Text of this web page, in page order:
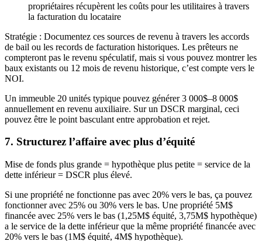
propriétaires récupèrent les coûts pour les utilitaires à travers
la facturation du locataire
Stratégie : Documentez ces sources de revenu à travers les accords
de bail ou les records de facturation historiques. Les prêteurs ne
compteront pas le revenu spéculatif, mais si vous pouvez montrer les
baux existants ou 12 mois de revenu historique, c’est compte vers le
NOI.
Un immeuble 20 unités typique pouvez générer 3 000$–8 000$
annuellement en revenu auxiliaire. Sur un DSCR marginal, ceci
pouvez être le point basculant entre approbation et rejet.
7. Structurez l’affaire avec plus d’équité
Mise de fonds plus grande = hypothèque plus petite = service de la
dette inférieur = DSCR plus élevé.
Si une propriété ne fonctionne pas avec 20% vers le bas, ça pouvez
fonctionner avec 25% ou 30% vers le bas. Une propriété 5M$
financée avec 25% vers le bas (1,25M$ équité, 3,75M$ hypothèque)
a le service de la dette inférieur que la même propriété financée avec
20% vers le bas (1M$ équité, 4M$ hypothèque).